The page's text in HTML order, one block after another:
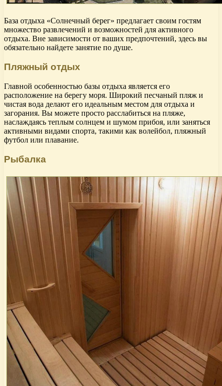
База отдыха «Солнечный берег» предлагает своим гостям
множество развлечений и возможностей для активного
отдыха. Вне зависимости от ваших предпочтений, здесь вы
обязательно найдете занятие по душе.
Пляжный отдых
Главной особенностью базы отдыха является его
расположение на берегу моря. Широкий песчаный пляж и
чистая вода делают его идеальным местом для отдыха и
загорания. Вы можете просто расслабиться на пляже,
наслаждаясь теплым солнцем и шумом прибоя, или заняться
активными видами спорта, такими как волейбол, пляжный
футбол или плавание.
Рыбалка